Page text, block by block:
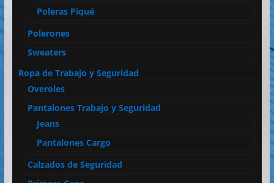
Poleras Piqué
Polerones
Sweaters
Ropa de Trabajo y Seguridad
Overoles
Pantalones Trabajo y Seguridad
Jeans
Pantalones Cargo
Calzados de Seguridad